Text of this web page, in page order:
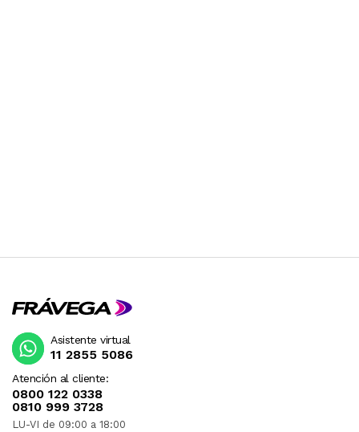
Atención al cliente:
0800 122 0338
0810 999 3728
LU-VI de 09:00 a 18:00
Asistente virtual
11 2855 5086